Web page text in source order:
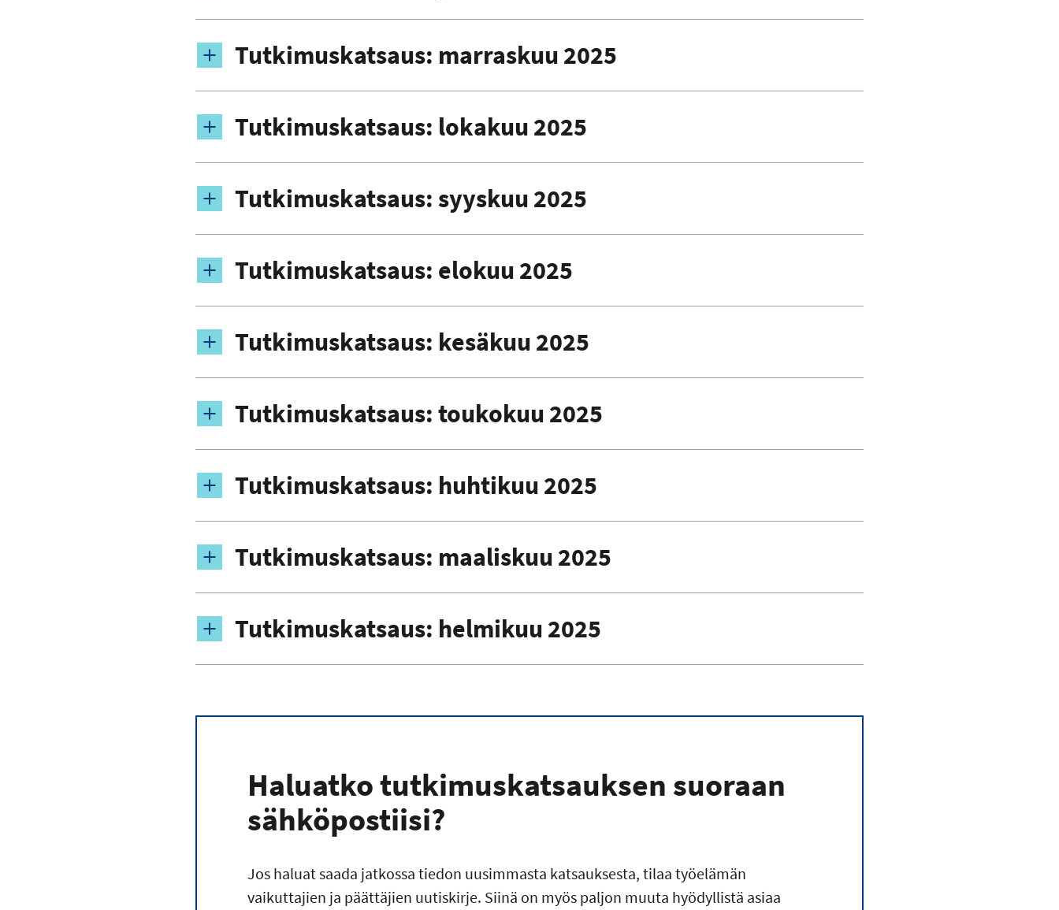
Tutkimuskatsaus: marraskuu 2025
Tutkimuskatsaus: lokakuu 2025
Tutkimuskatsaus: syyskuu 2025
Tutkimuskatsaus: elokuu 2025
Tutkimuskatsaus: kesäkuu 2025
Tutkimuskatsaus: toukokuu 2025
Tutkimuskatsaus: huhtikuu 2025
Tutkimuskatsaus: maaliskuu 2025
Tutkimuskatsaus: helmikuu 2025
Haluatko tutkimuskatsauksen suoraan
sähköpostiisi?
Jos haluat saada jatkossa tiedon uusimmasta katsauksesta, tilaa työelämän
vaikuttajien ja päättäjien uutiskirje. Siinä on myös paljon muuta hyödyllistä asiaa